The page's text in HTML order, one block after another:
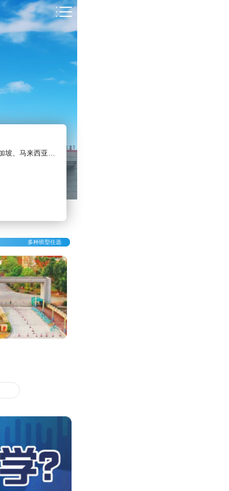
来西亚、泰国
多种班型任选